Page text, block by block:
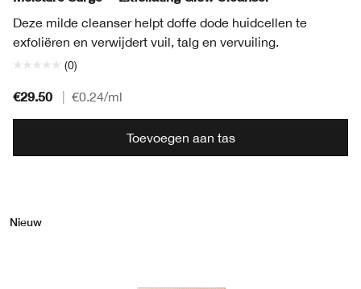
Deze milde cleanser helpt doffe dode huidcellen te
exfoliëren en verwijdert vuil, talg en vervuiling.
(0)
€29.50 €0.24/ml
Toevoegen aan tas
Nieuw